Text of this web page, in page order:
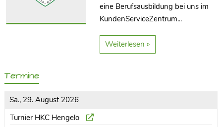
eine Berufsausbildung bei uns im
KundenServiceZentrum...
Weiterlesen »
Termine
Sa., 29. August 2026
Turnier HKC Hengelo